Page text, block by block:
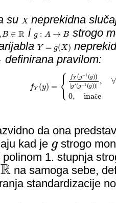
su X
X neprekidna
B ∈ R
B∈ R i g : A → B
g: A →B
strogo
Y = g(X)
Y= g(X)
definirana pravilom:
fY (y) = ⎧
⎩
⎨ fX (g −1 (y))
|g′ (g−1 (y))| ,
∀
0, inače
fY(y)={ fX( g− (y))|g′(g−1 (y
da ona
kad je g
g strogo
1. stupnja
R
R
na samoga sebe,
standardizacije